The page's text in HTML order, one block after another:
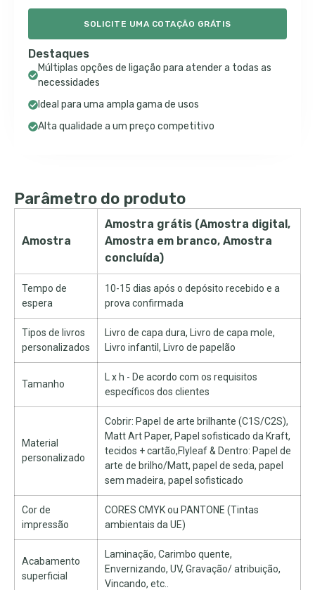
SOLICITE UMA COTAÇÃO GRÁTIS
Destaques
Múltiplas opções de ligação para atender a todas as
necessidades
Ideal para uma ampla gama de usos
Alta qualidade a um preço competitivo
Parâmetro do produto
Amostra
Amostra grátis (Amostra digital,
Amostra em branco, Amostra
concluída)
Tempo de
espera
10-15 dias após o depósito recebido e a
prova confirmada
Tipos de livros
personalizados
Livro de capa dura, Livro de capa mole,
Livro infantil, Livro de papelão
Tamanho
L x h - De acordo com os requisitos
específicos dos clientes
Material
personalizado
Cobrir: Papel de arte brilhante (C1S/C2S),
Matt Art Paper, Papel sofisticado da Kraft,
tecidos + cartão,Flyleaf & Dentro: Papel de
arte de brilho/Matt, papel de seda, papel
sem madeira, papel sofisticado
Cor de
impressão
CORES CMYK ou PANTONE (Tintas
ambientais da UE)
Acabamento
superficial
Laminação, Carimbo quente,
Envernizando, UV, Gravação/ atribuição,
Vincando, etc..